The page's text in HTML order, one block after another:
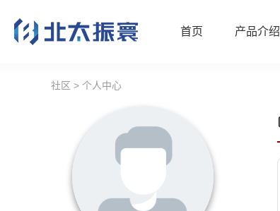
首页 产品介绍
社区 > 个人中心